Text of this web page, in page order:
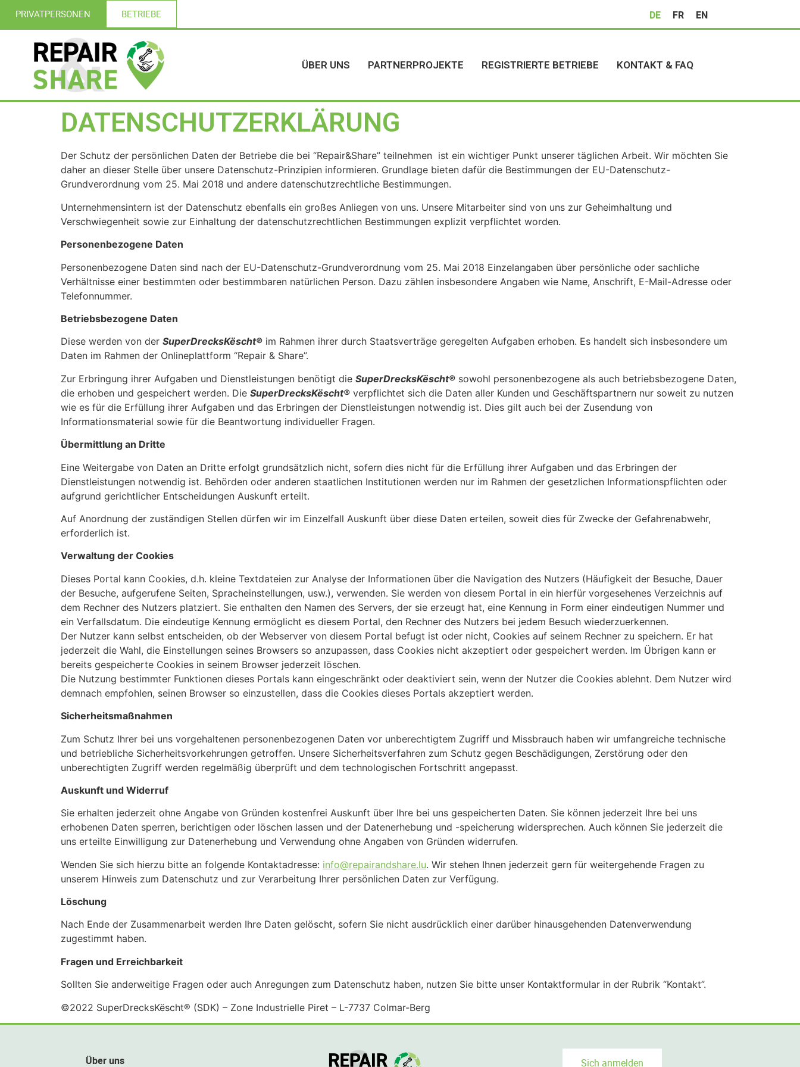
PRIVATPERSONEN BETRIEBE DE FR EN
ÜBER UNS PARTNERPROJEKTE REGISTRIERTE BETRIEBE KONTAKT & FAQ
DATENSCHUTZERKLÄRUNG
Der Schutz der persönlichen Daten der Betriebe die bei “Repair&Share” teilnehmen ist ein wichtiger Punkt unserer täglichen Arbeit. Wir möchten Sie
daher an dieser Stelle über unsere Datenschutz-Prinzipien informieren. Grundlage bieten dafür die Bestimmungen der EU-Datenschutz-
Grundverordnung vom 25. Mai 2018 und andere datenschutzrechtliche Bestimmungen.
Unternehmensintern ist der Datenschutz ebenfalls ein großes Anliegen von uns. Unsere Mitarbeiter sind von uns zur Geheimhaltung und
Verschwiegenheit sowie zur Einhaltung der datenschutzrechtlichen Bestimmungen explizit verpflichtet worden.
Personenbezogene Daten
Personenbezogene Daten sind nach der EU-Datenschutz-Grundverordnung vom 25. Mai 2018 Einzelangaben über persönliche oder sachliche
Verhältnisse einer bestimmten oder bestimmbaren natürlichen Person. Dazu zählen insbesondere Angaben wie Name, Anschrift, E-Mail-Adresse oder
Telefonnummer.
Betriebsbezogene Daten
Diese werden von der SuperDrecksKëscht® im Rahmen ihrer durch Staatsverträge geregelten Aufgaben erhoben. Es handelt sich insbesondere um
Daten im Rahmen der Onlineplattform “Repair & Share”.
Zur Erbringung ihrer Aufgaben und Dienstleistungen benötigt die SuperDrecksKëscht® sowohl personenbezogene als auch betriebsbezogene Daten,
die erhoben und gespeichert werden. Die SuperDrecksKëscht® verpflichtet sich die Daten aller Kunden und Geschäftspartnern nur soweit zu nutzen
wie es für die Erfüllung ihrer Aufgaben und das Erbringen der Dienstleistungen notwendig ist. Dies gilt auch bei der Zusendung von
Informationsmaterial sowie für die Beantwortung individueller Fragen.
Übermittlung an Dritte
Eine Weitergabe von Daten an Dritte erfolgt grundsätzlich nicht, sofern dies nicht für die Erfüllung ihrer Aufgaben und das Erbringen der
Dienstleistungen notwendig ist. Behörden oder anderen staatlichen Institutionen werden nur im Rahmen der gesetzlichen Informationspflichten oder
aufgrund gerichtlicher Entscheidungen Auskunft erteilt.
Auf Anordnung der zuständigen Stellen dürfen wir im Einzelfall Auskunft über diese Daten erteilen, soweit dies für Zwecke der Gefahrenabwehr,
erforderlich ist.
Verwaltung der Cookies
Dieses Portal kann Cookies, d.h. kleine Textdateien zur Analyse der Informationen über die Navigation des Nutzers (Häufigkeit der Besuche, Dauer
der Besuche, aufgerufene Seiten, Spracheinstellungen, usw.), verwenden. Sie werden von diesem Portal in ein hierfür vorgesehenes Verzeichnis auf
dem Rechner des Nutzers platziert. Sie enthalten den Namen des Servers, der sie erzeugt hat, eine Kennung in Form einer eindeutigen Nummer und
ein Verfallsdatum. Die eindeutige Kennung ermöglicht es diesem Portal, den Rechner des Nutzers bei jedem Besuch wiederzuerkennen.
Der Nutzer kann selbst entscheiden, ob der Webserver von diesem Portal befugt ist oder nicht, Cookies auf seinem Rechner zu speichern. Er hat
jederzeit die Wahl, die Einstellungen seines Browsers so anzupassen, dass Cookies nicht akzeptiert oder gespeichert werden. Im Übrigen kann er
bereits gespeicherte Cookies in seinem Browser jederzeit löschen.
Die Nutzung bestimmter Funktionen dieses Portals kann eingeschränkt oder deaktiviert sein, wenn der Nutzer die Cookies ablehnt. Dem Nutzer wird
demnach empfohlen, seinen Browser so einzustellen, dass die Cookies dieses Portals akzeptiert werden.
Sicherheitsmaßnahmen
Zum Schutz Ihrer bei uns vorgehaltenen personenbezogenen Daten vor unberechtigtem Zugriff und Missbrauch haben wir umfangreiche technische
und betriebliche Sicherheitsvorkehrungen getroffen. Unsere Sicherheitsverfahren zum Schutz gegen Beschädigungen, Zerstörung oder den
unberechtigten Zugriff werden regelmäßig überprüft und dem technologischen Fortschritt angepasst.
Auskunft und Widerruf
Sie erhalten jederzeit ohne Angabe von Gründen kostenfrei Auskunft über Ihre bei uns gespeicherten Daten. Sie können jederzeit Ihre bei uns
erhobenen Daten sperren, berichtigen oder löschen lassen und der Datenerhebung und -speicherung widersprechen. Auch können Sie jederzeit die
uns erteilte Einwilligung zur Datenerhebung und Verwendung ohne Angaben von Gründen widerrufen.
Wenden Sie sich hierzu bitte an folgende Kontaktadresse: info@repairandshare.lu. Wir stehen Ihnen jederzeit gern für weitergehende Fragen zu
unserem Hinweis zum Datenschutz und zur Verarbeitung Ihrer persönlichen Daten zur Verfügung.
Löschung
Nach Ende der Zusammenarbeit werden Ihre Daten gelöscht, sofern Sie nicht ausdrücklich einer darüber hinausgehenden Datenverwendung
zugestimmt haben.
Fragen und Erreichbarkeit
Sollten Sie anderweitige Fragen oder auch Anregungen zum Datenschutz haben, nutzen Sie bitte unser Kontaktformular in der Rubrik “Kontakt”.
©2022 SuperDrecksKëscht® (SDK) – Zone Industrielle Piret – L-7737 Colmar-Berg
Über uns Sich anmelden